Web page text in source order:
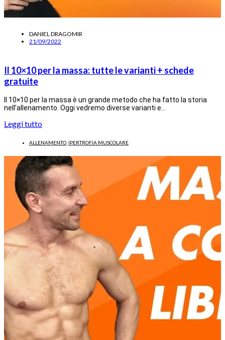
DANIEL DRAGOMIR
21/09/2022
Il 10×10 per la massa: tutte le varianti + schede
gratuite
Il 10×10 per la massa è un grande metodo che ha fatto la storia
nell’allenamento. Oggi vedremo diverse varianti e…
Leggi tutto
ALLENAMENTO IPERTROFIA MUSCOLARE